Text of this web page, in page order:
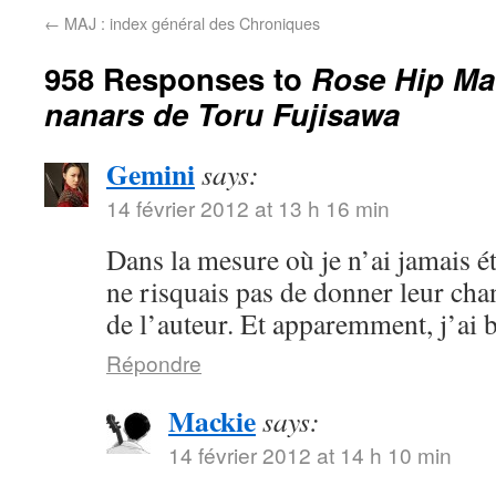
← MAJ : index général des Chroniques
958 Responses to Rose Hip
nanars de Toru Fujisawa
Geminisays:
14 février 2012 at 13 h 16 min
Dans la mesure où je n’ai jamais
ne risquais pas de donner leur
de l’auteur. Et apparemment,
Répondre
Mackiesays:
14 février 2012 at 14 h 10 min